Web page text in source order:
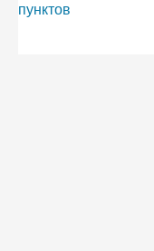
пунктов